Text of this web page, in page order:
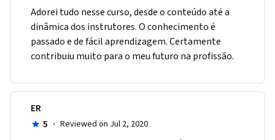
Adorei tudo nesse curso, desde o conteúdo até a
dinâmica dos instrutores. O conhecimento é
passado e de fácil aprendizagem. Certamente
contribuiu muito para o meu futuro na profissão.
ER
5 · Reviewed on Jul 2, 2020